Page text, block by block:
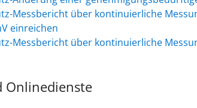
Messbericht über kontinuierliche
einreichen
Messbericht über kontinuierliche
Onlinedienste